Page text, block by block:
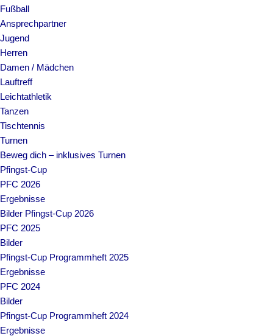
Fußball
Ansprechpartner
Jugend
Herren
Damen / Mädchen
Lauftreff
Leichtathletik
Tanzen
Tischtennis
Turnen
Beweg dich – inklusives Turnen
Pfingst-Cup
PFC 2026
Ergebnisse
Bilder Pfingst-Cup 2026
PFC 2025
Bilder
Pfingst-Cup Programmheft 2025
Ergebnisse
PFC 2024
Bilder
Pfingst-Cup Programmheft 2024
Ergebnisse